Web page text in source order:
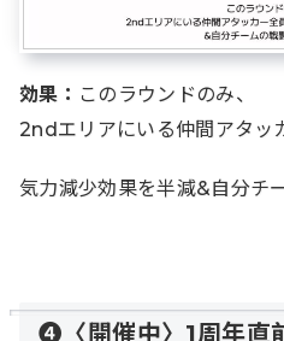
効果： このラウンドのみ、
2ndエリアにいる仲間アタッ
気力減少効果を半減&自分チ
❹〈開催中〉1周年直